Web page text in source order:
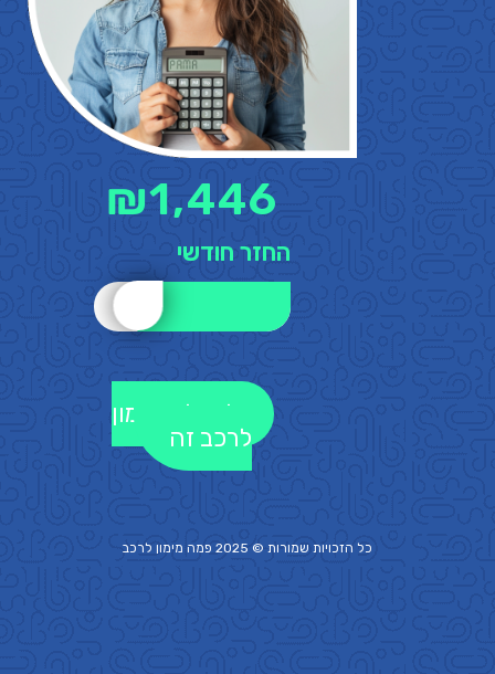
1,446
₪
החזר חודשי
לקבלת מימון
לרכב זה
כל הזכויות שמורות © 2025 פמה מימון לרכב